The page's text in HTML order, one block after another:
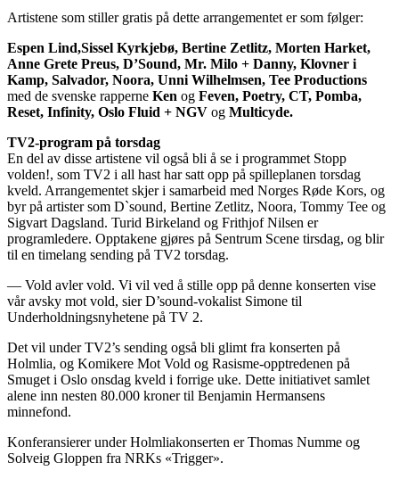
Artistene som stiller gratis på dette arrangementet er som følger:
Espen Lind,Sissel Kyrkjebø, Bertine Zetlitz, Morten Harket,
Anne Grete Preus, D’Sound, Mr. Milo + Danny, Klovner i
Kamp, Salvador, Noora, Unni Wilhelmsen, Tee Productions
med de svenske rapperne Ken og Feven, Poetry, CT, Pomba,
Reset, Infinity, Oslo Fluid + NGV og Multicyde.
TV2-program på torsdag
En del av disse artistene vil også bli å se i programmet Stopp
volden!, som TV2 i all hast har satt opp på spilleplanen torsdag
kveld. Arrangementet skjer i samarbeid med Norges Røde Kors, og
byr på artister som D`sound, Bertine Zetlitz, Noora, Tommy Tee og
Sigvart Dagsland. Turid Birkeland og Frithjof Nilsen er
programledere. Opptakene gjøres på Sentrum Scene tirsdag, og blir
til en timelang sending på TV2 torsdag.
— Vold avler vold. Vi vil ved å stille opp på denne konserten vise
vår avsky mot vold, sier D’sound-vokalist Simone til
Underholdningsnyhetene på TV 2.
Det vil under TV2’s sending også bli glimt fra konserten på
Holmlia, og Komikere Mot Vold og Rasisme-opptredenen på
Smuget i Oslo onsdag kveld i forrige uke. Dette initiativet samlet
alene inn nesten 80.000 kroner til Benjamin Hermansens
minnefond.
Konferansierer under Holmliakonserten er Thomas Numme og
Solveig Gloppen fra NRKs «Trigger».